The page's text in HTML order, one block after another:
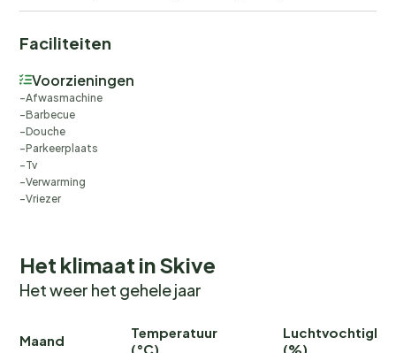
Faciliteiten
Voorzieningen
Afwasmachine
Barbecue
Douche
Parkeerplaats
Tv
Verwarming
Vriezer
Het klimaat in Skive
Het weer het gehele jaar
Maand
Temperatuur
(°C)
(%)